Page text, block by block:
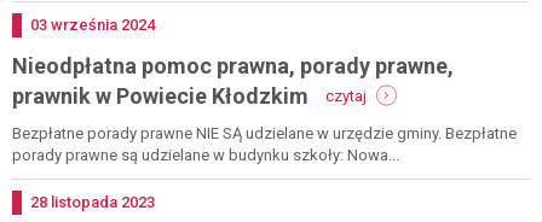
Dodano
03 września 2024
Nieodpłatna pomoc prawna, porady prawne,
prawnik w Powiecie Kłodzkim
czytaj
nieodpłatna
pomoc
prawna,
Bezpłatne porady prawne NIE SĄ udzielane w urzędzie gminy. Bezpłatne
porady prawne są udzielane w budynku szkoły: Nowa...
Dodano
28 listopada 2023